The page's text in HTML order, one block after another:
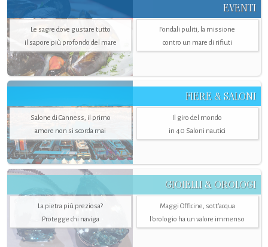
EVENTI
Le sagre dove gustare tutto
il sapore più profondo del mare
Fondali puliti, la missione
contro un mare di rifiuti
FIERE & SALONI
Salone di Canness, il primo
amore non si scorda mai
Il giro del mondo
in 40 Saloni nautici
GIOIELLI & OROLOGI
La pietra più preziosa?
Protegge chi naviga
Maggi Officine, sott’acqua
l'orologio ha un valore immenso